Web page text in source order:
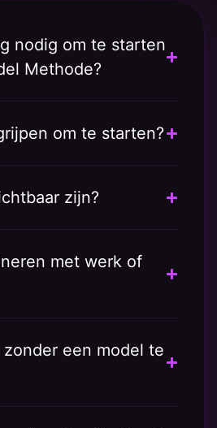
nodig om te starten
Methode?
om te starten?
zijn?
met werk of
een model te